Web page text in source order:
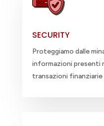
SECURITY
Proteggiamo dalle
informazioni presenti
transazioni